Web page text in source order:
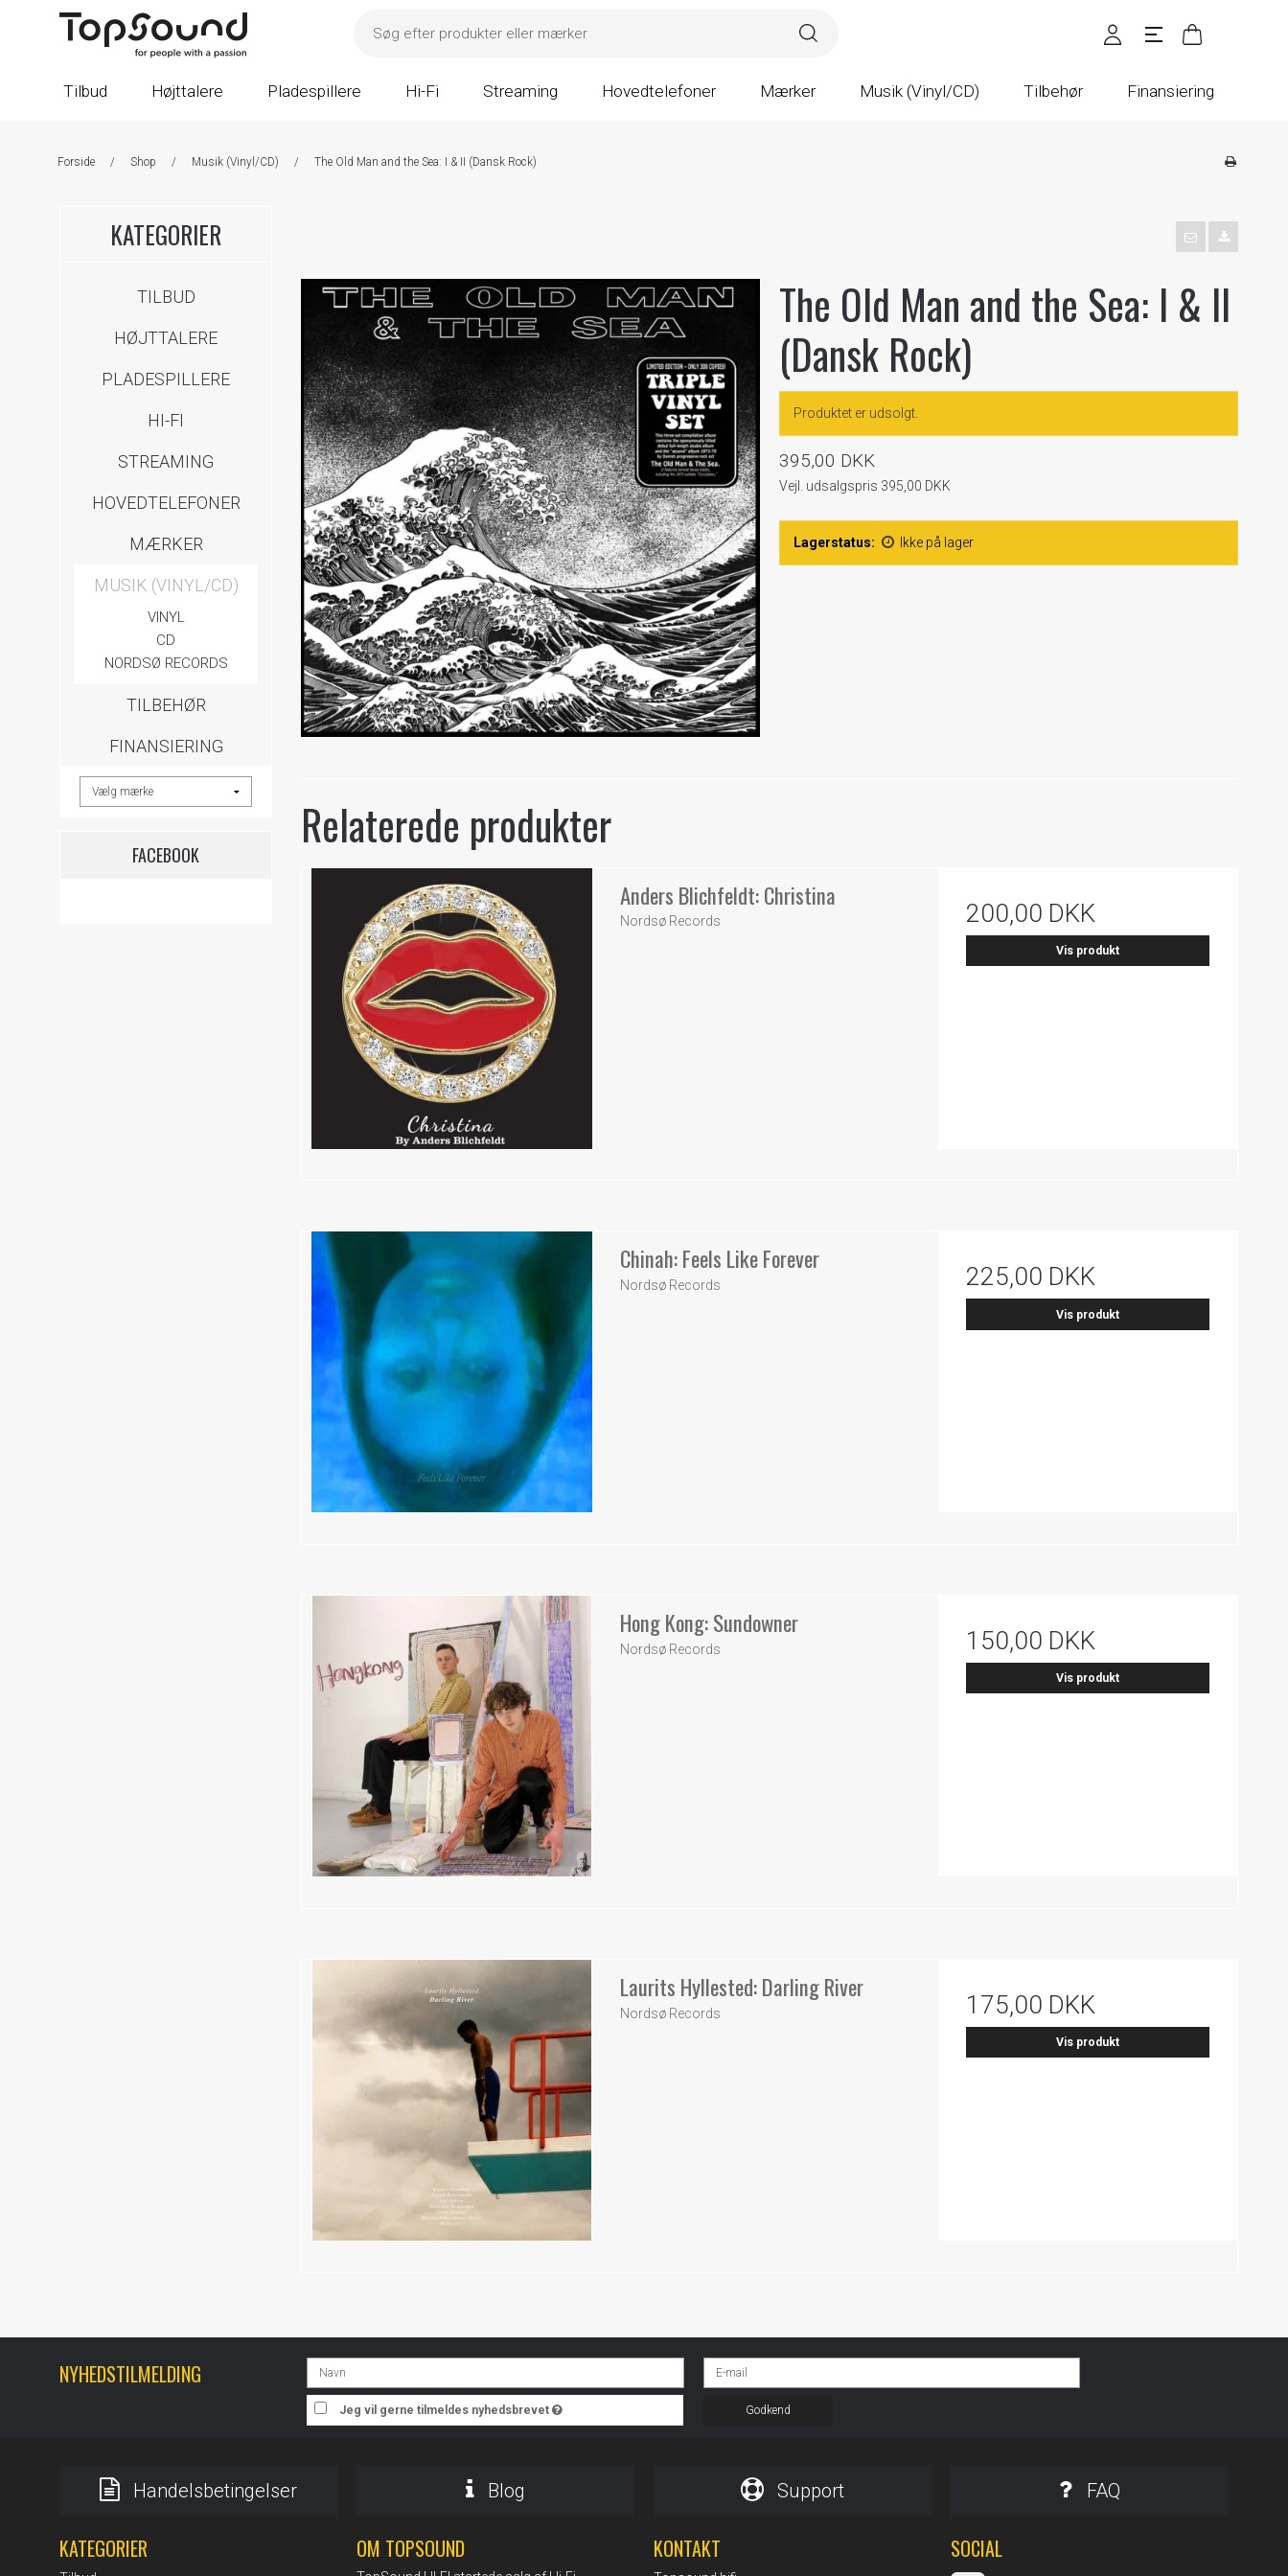
Tilbud Højttalere Pladespillere Hi-Fi Streaming Hovedtelefoner Mærker Musik (Vinyl/CD) Tilbehør Finansiering
Forside / Shop / Musik (Vinyl/CD) / The Old Man and the Sea: I & II (Dansk Rock)
KATEGORIER
TILBUD
HØJTTALERE
PLADESPILLERE
HI-FI
STREAMING
HOVEDTELEFONER
MÆRKER
MUSIK (VINYL/CD)
VINYL
CD
NORDSØ RECORDS
TILBEHØR
FINANSIERING
FACEBOOK
The Old Man and the Sea: I & II
(Dansk Rock)
Produktet er udsolgt.
395,00 DKK
Vejl. udsalgspris 395,00 DKK
Lagerstatus: Ikke på lager
Relaterede produkter
Anders Blichfeldt: Christina
Nordsø Records 200,00 DKK
Vis produkt
Chinah: Feels Like Forever
Nordsø Records 225,00 DKK
Vis produkt
Hong Kong: Sundowner
Nordsø Records 150,00 DKK
Vis produkt
Laurits Hyllested: Darling River
Nordsø Records 175,00 DKK
Vis produkt
NYHEDSTILMELDING
Jeg vil gerne tilmeldes nyhedsbrevet Godkend
Handelsbetingelser Blog Support FAQ
KATEGORIER OM TOPSOUND KONTAKT SOCIAL